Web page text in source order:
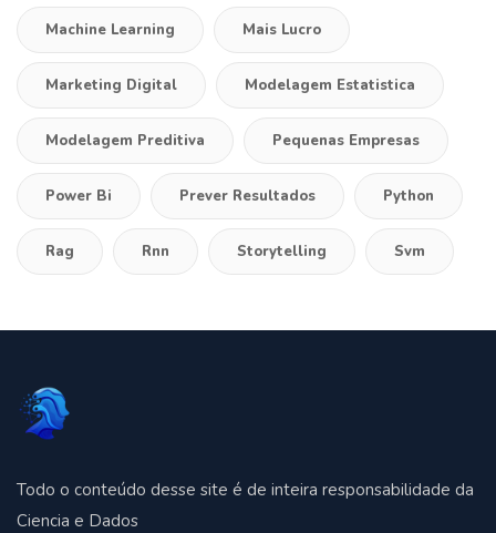
Machine Learning Mais Lucro
Marketing Digital Modelagem Estatistica
Modelagem Preditiva Pequenas Empresas
Power Bi Prever Resultados Python
Rag Rnn Storytelling Svm
Todo o conteúdo desse site é de inteira responsabilidade da
Ciencia e Dados